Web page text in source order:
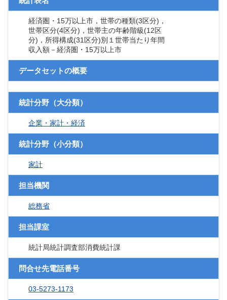
経済圏・15万以上市，世帯の種類(3区分)，
世帯区分(4区分)，世帯主の年齢階級(12区
分)，所得構成(31区分)別１世帯当たり年間
収入額－経済圏・15万以上市
データセットの概要
統計分野（大分類）
企業・家計・経済
統計分野（小分類）
家計
担当機関
総務省
担当課室
統計局統計調査部消費統計課
問合せ先電話番号
03-5273-1173